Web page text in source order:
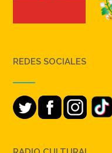
REDES SOCIALES